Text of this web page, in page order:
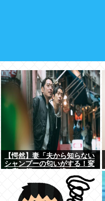
【愕然】妻「夫から知らない
シャンプーの匂いがする！変
い！！！」探偵「調べたとこ
ろ･･･」⇒結果ｗｗ